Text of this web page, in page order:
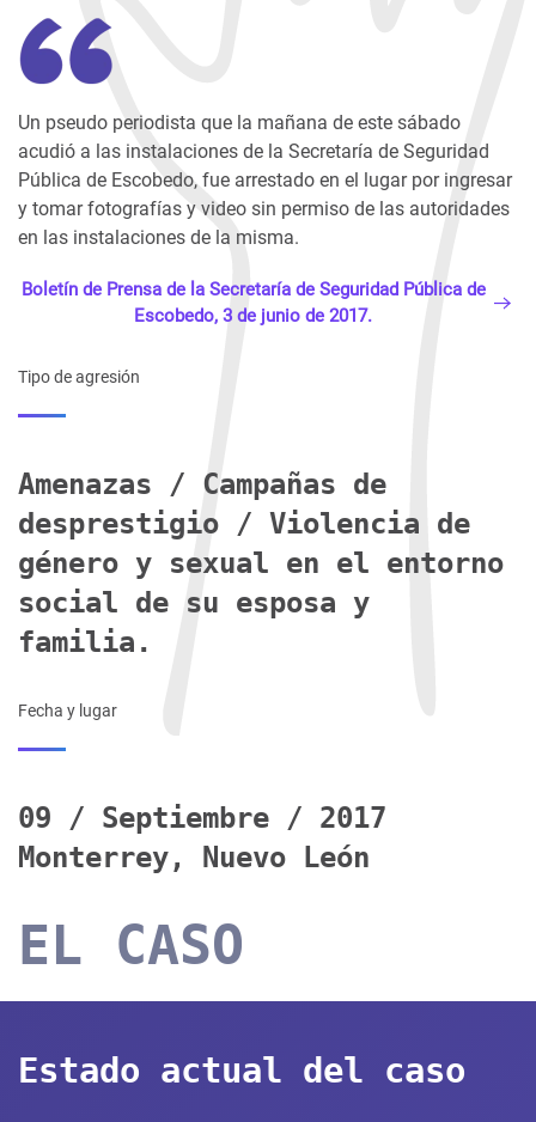
Un pseudo periodista que la mañana de este sábado
acudió a las instalaciones de la Secretaría de Seguridad
Pública de Escobedo, fue arrestado en el lugar por ingresar
y tomar fotografías y video sin permiso de las autoridades
en las instalaciones de la misma.
Boletín de Prensa de la Secretaría de Seguridad Pública de
Escobedo, 3 de junio de 2017.
Tipo de agresión
Amenazas / Campañas de
desprestigio / Violencia de
género y sexual en el entorno
social de su esposa y
familia.
Fecha y lugar
09 / Septiembre / 2017
Monterrey, Nuevo León
EL CASO
Estado actual del caso